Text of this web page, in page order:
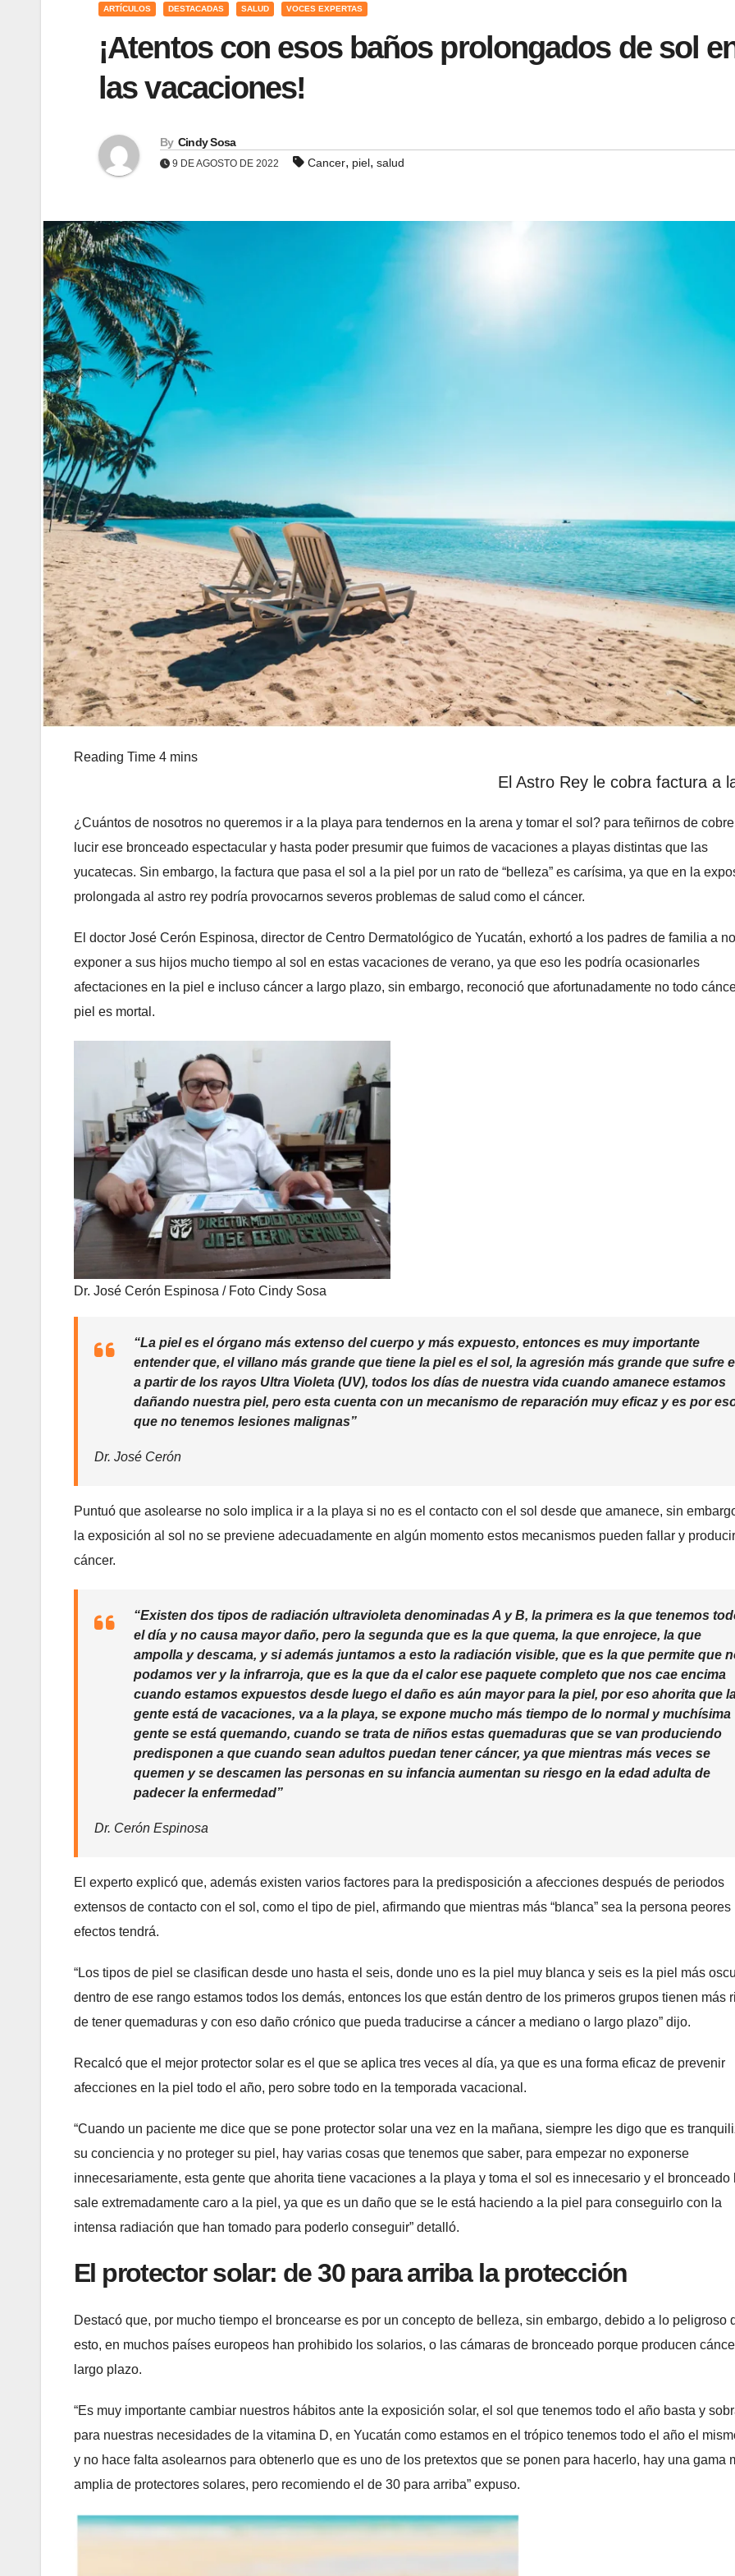
ARTÍCULOS DESTACADAS SALUD VOCES EXPERTAS
¡Atentos con esos baños prolongados de sol
las vacaciones!
By Cindy Sosa
9 DE AGOSTO DE 2022 Cancer, piel, salud
El Astro Rey le cobra factura a
¿Cuántos de nosotros no queremos ir a la playa para tendernos en la arena y tomar el sol? para teñirnos de
lucir ese bronceado espectacular y hasta poder presumir que fuimos de vacaciones a playas distintas que las
yucatecas. Sin embargo, la factura que pasa el sol a la piel por un rato de “belleza” es carísima, ya que en la
prolongada al astro rey podría provocarnos severos problemas de salud como el cáncer.
El doctor José Cerón Espinosa, director de Centro Dermatológico de Yucatán, exhortó a los padres de familia a no
exponer a sus hijos mucho tiempo al sol en estas vacaciones de verano, ya que eso les podría ocasionarles
afectaciones en la piel e incluso cáncer a largo plazo, sin embargo, reconoció que afortunadamente no todo
piel es mortal.
Dr. José Cerón Espinosa / Foto Cindy Sosa
“La piel es el órgano más extenso del cuerpo y más expuesto, entonces es muy importante
entender que, el villano más grande que tiene la piel es el sol, la agresión más grande que sufre
a partir de los rayos Ultra Violeta (UV), todos los días de nuestra vida cuando amanece estamos
dañando nuestra piel, pero esta cuenta con un mecanismo de reparación muy eficaz y es por
que no tenemos lesiones malignas”
Dr. José Cerón
Puntuó que asolearse no solo implica ir a la playa si no es el contacto con el sol desde que amanece, sin
la exposición al sol no se previene adecuadamente en algún momento estos mecanismos pueden fallar y
cáncer.
“Existen dos tipos de radiación ultravioleta denominadas A y B, la primera es la que tenemos
el día y no causa mayor daño, pero la segunda que es la que quema, la que enrojece, la que
ampolla y descama, y si además juntamos a esto la radiación visible, que es la que permite que
podamos ver y la infrarroja, que es la que da el calor ese paquete completo que nos cae encima
cuando estamos expuestos desde luego el daño es aún mayor para la piel, por eso ahorita que
gente está de vacaciones, va a la playa, se expone mucho más tiempo de lo normal y muchísima
gente se está quemando, cuando se trata de niños estas quemaduras que se van produciendo
predisponen a que cuando sean adultos puedan tener cáncer, ya que mientras más veces se
quemen y se descamen las personas en su infancia aumentan su riesgo en la edad adulta de
padecer la enfermedad”
Dr. Cerón Espinosa
El experto explicó que, además existen varios factores para la predisposición a afecciones después de periodos
extensos de contacto con el sol, como el tipo de piel, afirmando que mientras más “blanca” sea la persona peores
efectos tendrá.
“Los tipos de piel se clasifican desde uno hasta el seis, donde uno es la piel muy blanca y seis es la piel más
dentro de ese rango estamos todos los demás, entonces los que están dentro de los primeros grupos tienen más
de tener quemaduras y con eso daño crónico que pueda traducirse a cáncer a mediano o largo plazo” dijo.
Recalcó que el mejor protector solar es el que se aplica tres veces al día, ya que es una forma eficaz de prevenir
afecciones en la piel todo el año, pero sobre todo en la temporada vacacional.
“Cuando un paciente me dice que se pone protector solar una vez en la mañana, siempre les digo que es
su conciencia y no proteger su piel, hay varias cosas que tenemos que saber, para empezar no exponerse
innecesariamente, esta gente que ahorita tiene vacaciones a la playa y toma el sol es innecesario y el bronceado
sale extremadamente caro a la piel, ya que es un daño que se le está haciendo a la piel para conseguirlo con la
intensa radiación que han tomado para poderlo conseguir” detalló.
El protector solar: de 30 para arriba la protección
Destacó que, por mucho tiempo el broncearse es por un concepto de belleza, sin embargo, debido a lo peligroso
esto, en muchos países europeos han prohibido los solarios, o las cámaras de bronceado porque producen
largo plazo.
“Es muy importante cambiar nuestros hábitos ante la exposición solar, el sol que tenemos todo el año basta y
para nuestras necesidades de la vitamina D, en Yucatán como estamos en el trópico tenemos todo el año el
y no hace falta asolearnos para obtenerlo que es uno de los pretextos que se ponen para hacerlo, hay una gama
amplia de protectores solares, pero recomiendo el de 30 para arriba” expuso.